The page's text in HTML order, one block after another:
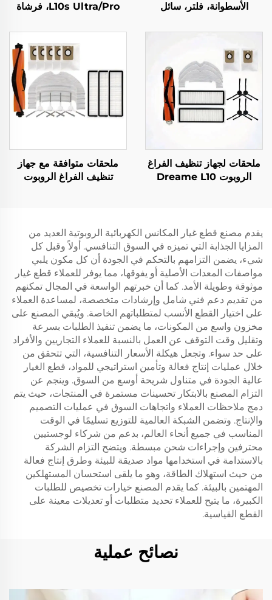
الأسطوانة، فلتر، سائل
Zhui Mi X50 إكسسوارات
L10s Ultra/Pro، فرشاة
القماش، كيس الغبار والمواد
الاستهلاكية، نوع عالمي
ملحقات لجهاز تنظيف الفراغ
الروبوت Dreame L10
وحقيبة غبار
ملحقات متوافقة مع جهاز
تنظيف الفراغ الروبوت
فرشاة حافة، حقيبة غبار
وقطع استهلاكية
يقدم مصنع قطع غيار المكانس الكهربائية الروبوتية العديد من
المزايا الجذابة التي تميزه في السوق التنافسي. أولاً وقبل كل
شيء، يضمن التزامهم بالتحكم في الجودة أن كل مكون يلبي
مواصفات المعدات الأصلية أو يفوقها، مما يوفر للعملاء قطع غيار
موثوقة وطويلة الأمد. كما أن خبرتهم الواسعة في المجال تمكنهم
من تقديم دعم فني شامل وإرشادات متخصصة، لمساعدة العملاء
على اختيار القطع الأنسب لمتطلباتهم الخاصة. ويُبقي المصنع على
مخزون واسع من المكونات، ما يضمن تنفيذ الطلبات بسرعة
وتقليل وقت التوقف عن العمل بالنسبة للعملاء التجاريين والأفراد
على حد سواء. وتجعل هيكلة الأسعار التنافسية، التي تتحقق من
خلال عمليات إنتاج فعالة وتأمين استراتيجي للمواد، قطع الغيار
عالية الجودة في متناول شريحة أوسع من السوق. وينجم عن
التزام المصنع بالابتكار تحسينات مستمرة في المنتجات، حيث يتم
دمج ملاحظات العملاء واتجاهات السوق في عمليات التصميم
والإنتاج. وتضمن الشبكة العالمية للتوزيع تسليمًا في الوقت
المناسب في جميع أنحاء العالم، بدعم من شركاء لوجستيين
محترفين وإجراءات شحن مبسطة. ويتضح التزام الشركة
بالاستدامة في استخدامها مواد صديقة للبيئة وطرق إنتاج فعالة
من حيث استهلاك الطاقة، وهو ما يلقى استحسان المستهلكين
المهتمين بالبيئة. كما يقدم المصنع خيارات تخصيص للطلبات
الكبيرة، ما يتيح للعملاء تحديد متطلبات أو تعديلات معينة على
القطع القياسية.
نصائح عملية